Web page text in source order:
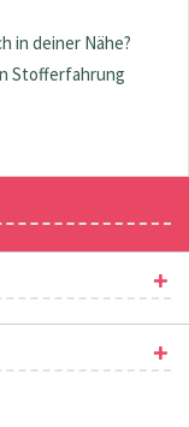
in deiner Nähe?
Stofferfahrung